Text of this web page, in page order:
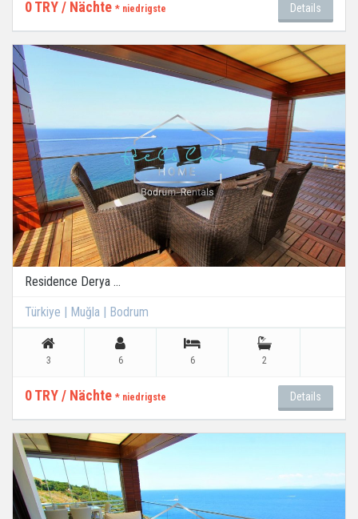
0 TRY / Nächte * niedrigste Details
Residence Derya ...
Türkiye | Muğla | Bodrum
3 6 6 2
0 TRY / Nächte * niedrigste Details